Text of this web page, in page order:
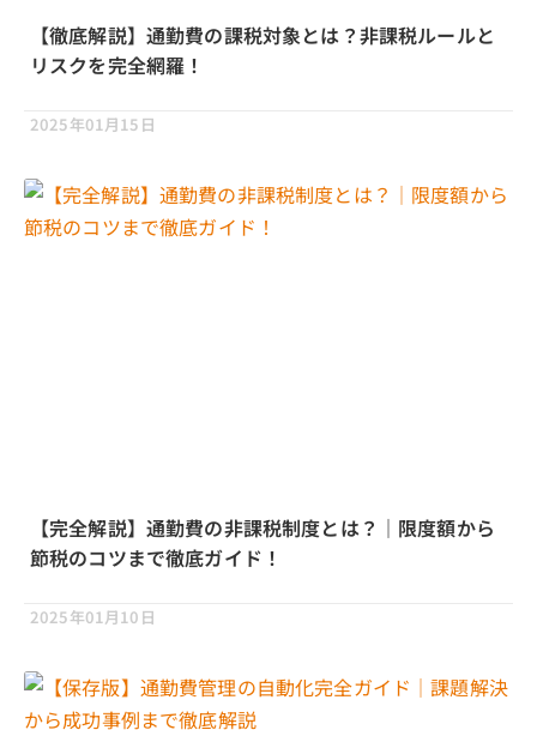
【徹底解説】通勤費の課税対象とは？非課税ルールと
リスクを完全網羅！
2025年01月15日
【完全解説】通勤費の非課税制度とは？｜限度額から
節税のコツまで徹底ガイド！
2025年01月10日